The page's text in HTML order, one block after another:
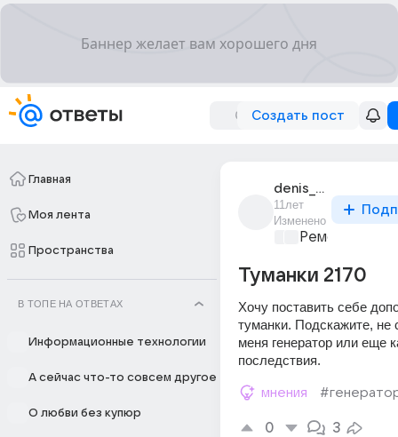
Создать пост
Главная
Моя лента
Пространства
В ТОПЕ НА ОТВЕТАХ
Информационные технологии
А сейчас что-то совсем другое
О любви без купюр
denis_kovalev_227
11лет
Изменено
Ремонт и
Туманки 2170
Хочу поставить себе
туманки. Подскажите, не
меня генератор или еще
последствия.
мнения
0 3